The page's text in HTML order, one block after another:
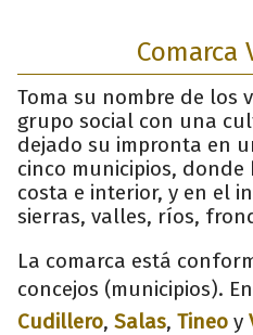
Comarca
Toma su nombre de los
grupo social con una
dejado su impronta en
cinco municipios,
costa e interior, y en el
sierras, valles, ríos,
La comarca está
concejos (municipios).
Cudillero, Salas, Tineo y